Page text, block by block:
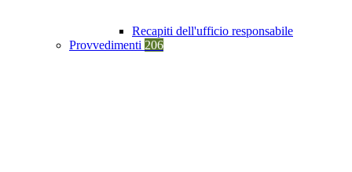
Recapiti dell'ufficio responsabile
Provvedimenti 206